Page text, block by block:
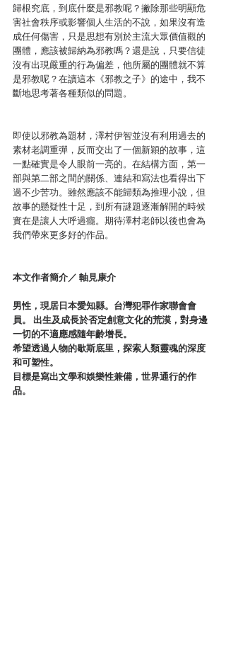
歸根究底，到底什麼是邪教呢？撇除那些明顯危
害社會秩序或影響個人生活的不說，如果沒有造
成任何傷害，只是思想有別於主流大眾價值觀的
團體，應該被歸納為邪教嗎？還是說，只要信徒
沒有出現嚴重的行為偏差，他所屬的團體就不算
是邪教呢？在讀這本《邪教之子》的途中，我不
斷地思考著各種類似的問題。
即使以邪教為題材，澤村伊智並沒有利用過去的
素材老調重彈，反而交出了一個新穎的故事，這
一點確實是令人眼前一亮的。在結構方面，第一
部與第二部之間的關係、連結和寫法也看得出下
過不少苦功。雖然應該不能歸類為推理小說，但
故事的懸疑性十足，到所有謎題逐漸解開的時候
實在是讓人大呼過癮。期待澤村老師以後也會為
我們帶來更多好的作品。
本文作者簡介／ 軸見康介
男性，現居日本愛知縣。台灣犯罪作家聯會會
員。 出生及成長於否定創意文化的荒漠，對身邊
一切的不適應感隨年齡增長。
希望透過人物的歇斯底里，探索人類靈魂的深度
和可塑性。
目標是寫出文學和娛樂性兼備，世界通行的作
品。